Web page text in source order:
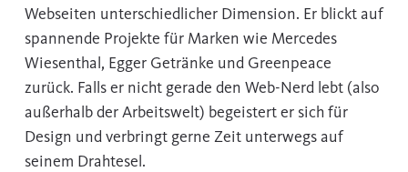
Webseiten unterschiedlicher Dimension. Er blickt auf
spannende Projekte für Marken wie Mercedes
Wiesenthal, Egger Getränke und Greenpeace
zurück. Falls er nicht gerade den Web-Nerd lebt (also
außerhalb der Arbeitswelt) begeistert er sich für
Design und verbringt gerne Zeit unterwegs auf
seinem Drahtesel.